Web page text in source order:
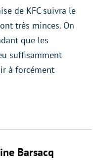
de KFC suivra le
très minces. On
que les
suffisamment
à forcément
Barsacq